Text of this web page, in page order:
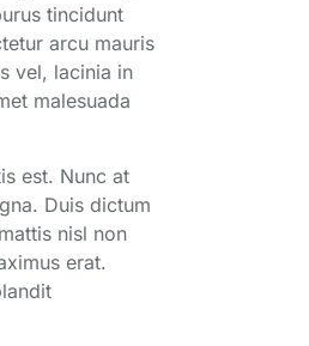
tincidunt
arcu mauris
vel, lacinia in
malesuada
est. Nunc at
Duis dictum
nisl non
erat.